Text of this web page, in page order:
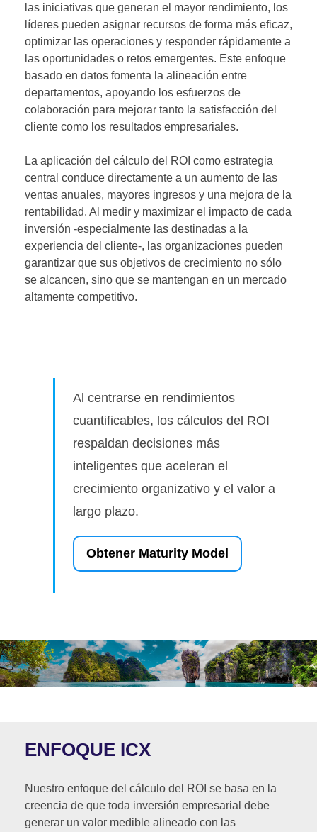
las iniciativas que generan el mayor rendimiento, los
líderes pueden asignar recursos de forma más eficaz,
optimizar las operaciones y responder rápidamente a
las oportunidades o retos emergentes. Este enfoque
basado en datos fomenta la alineación entre
departamentos, apoyando los esfuerzos de
colaboración para mejorar tanto la satisfacción del
cliente como los resultados empresariales.
La aplicación del cálculo del ROI como estrategia
central conduce directamente a un aumento de las
ventas anuales, mayores ingresos y una mejora de la
rentabilidad. Al medir y maximizar el impacto de cada
inversión -especialmente las destinadas a la
experiencia del cliente-, las organizaciones pueden
garantizar que sus objetivos de crecimiento no sólo
se alcancen, sino que se mantengan en un mercado
altamente competitivo.
Al centrarse en rendimientos
cuantificables, los cálculos del ROI
respaldan decisiones más
inteligentes que aceleran el
crecimiento organizativo y el valor a
largo plazo.
Obtener Maturity Model
ENFOQUE ICX
Nuestro enfoque del cálculo del ROI se basa en la
creencia de que toda inversión empresarial debe
generar un valor medible alineado con las